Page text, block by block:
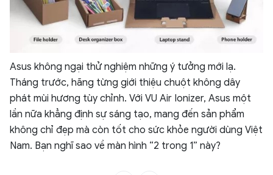
Asus không ngại thử nghiệm những ý tưởng mới lạ.
Tháng trước, hãng từng giới thiệu chuột không dây
phát mùi hương tùy chỉnh. Với VU Air Ionizer, Asus một
lần nữa khẳng định sự sáng tạo, mang đến sản phẩm
không chỉ đẹp mà còn tốt cho sức khỏe người dùng Việt
Nam. Bạn nghĩ sao về màn hình “2 trong 1” này?